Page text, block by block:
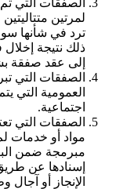
الصفقات التي
لمرتين
ترد في شأنها
ذلك نتيجة
إلى عقد صفقة
الصفقات التي
العمومية التي
اجتماعية.
الصفقات التي
مواد أو خدمات
مبرمجة ضمن
إسنادها عن
الإنجاز أو آجال